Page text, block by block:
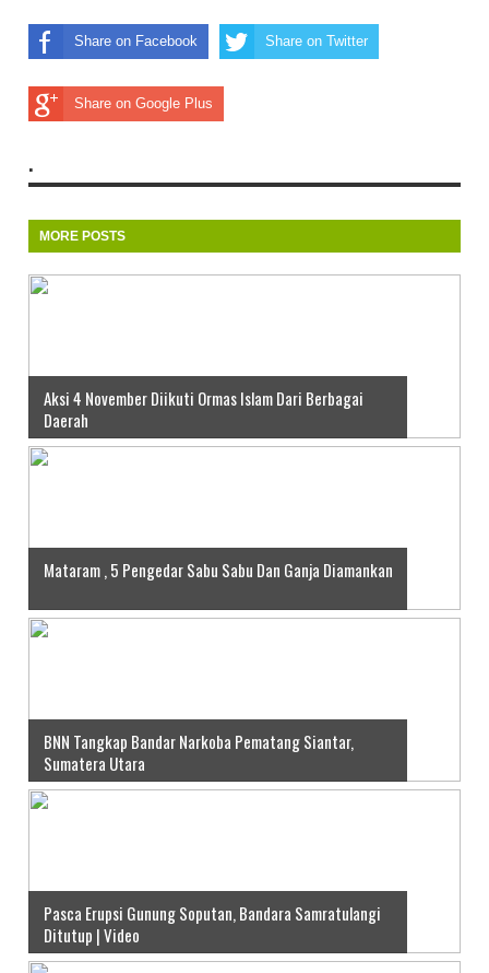
Share on Facebook Share on Twitter
Share on Google Plus
.
MORE POSTS
Aksi 4 November Diikuti Ormas Islam Dari Berbagai
Daerah
Mataram , 5 Pengedar Sabu Sabu Dan Ganja Diamankan
BNN Tangkap Bandar Narkoba Pematang Siantar,
Sumatera Utara
Pasca Erupsi Gunung Soputan, Bandara Samratulangi
Ditutup | Video